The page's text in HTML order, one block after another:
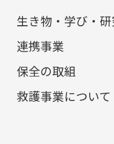
生き物・学び・
連携事業
保全の取組
救護事業について